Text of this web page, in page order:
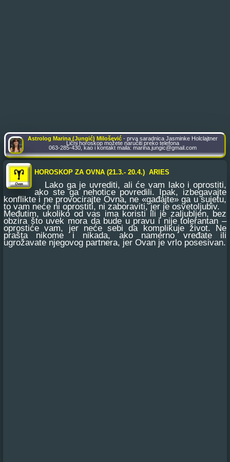
Astrolog Marina (Jungić) Milošević - prva saradnica Jasminke Holclajtner
Lični horoskop možete naručiti preko telefona
063-285-430, kao i kontakt maila: marina.jungic@gmail.com
HOROSKOP ZA OVNA (21.3.- 20.4.) ARIES
Lako ga je uvrediti, ali će vam lako i oprostiti,
ako ste ga nehotice povredili. Ipak, izbegavajte
konflikte i ne provocirajte Ovna, ne «gađajte» ga u sujetu,
to vam neće ni oprostiti, ni zaboraviti, jer je osvetoljubiv.
Međutim, ukoliko od vas ima koristi ili je zaljubljen, bez
obzira što uvek mora da bude u pravu i nije tolerantan –
oprostiće vam, jer neće sebi da komplikuje život. Ne
prašta nikome i nikada, ako namerno vređate ili
ugrožavate njegovog partnera, jer Ovan je vrlo posesivan.